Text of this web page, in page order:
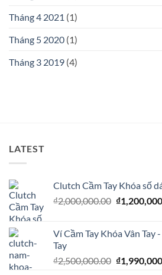
Tháng 4 2021 (1)
Tháng 5 2020 (1)
Tháng 3 2019 (4)
LATEST
Clutch Cầm Tay Khóa số
₫2,000,000.00 Giá
₫
Ví Cầm Tay Khóa Vân Tay
Tay
₫2,500,000.00 Giá
₫